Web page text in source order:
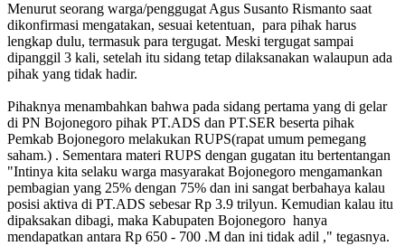
Menurut seorang warga/penggugat Agus Susanto Rismanto saat
dikonfirmasi mengatakan, sesuai ketentuan, para pihak harus
lengkap dulu, termasuk para tergugat. Meski tergugat sampai
dipanggil 3 kali, setelah itu sidang tetap dilaksanakan walaupun ada
pihak yang tidak hadir.
Pihaknya menambahkan bahwa pada sidang pertama yang di gelar
di PN Bojonegoro pihak PT.ADS dan PT.SER beserta pihak
Pemkab Bojonegoro melakukan RUPS(rapat umum pemegang
saham.) . Sementara materi RUPS dengan gugatan itu bertentangan
"Intinya kita selaku warga masyarakat Bojonegoro mengamankan
pembagian yang 25% dengan 75% dan ini sangat berbahaya kalau
posisi aktiva di PT.ADS sebesar Rp 3.9 trilyun. Kemudian kalau itu
dipaksakan dibagi, maka Kabupaten Bojonegoro hanya
mendapatkan antara Rp 650 - 700 .M dan ini tidak adil ," tegasnya.